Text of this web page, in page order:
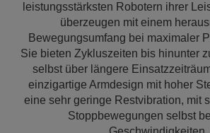
leistungsstärksten Robotern ihrer
überzeugen mit einem
Bewegungsumfang bei maximaler
Sie bieten Zykluszeiten bis hinunter
selbst über längere
einzigartige Armdesign mit hoher
eine sehr geringe Restvibration, mit
Stoppbewegungen selbst